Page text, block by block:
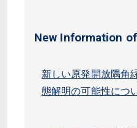
New Information
新しい原発開放隅角
態解明の可能性につ